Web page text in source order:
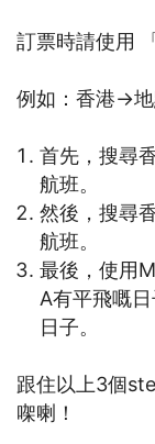
訂票時請使用
例如：香港→
首先，搜尋
航班。
然後，搜尋
航班。
最後，使用
A有平飛嘅
日子。
跟住以上3個
㗎喇！